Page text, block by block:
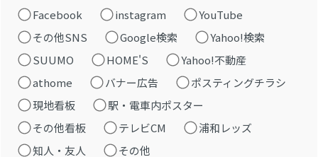
Facebook
instagram
YouTube
その他SNS
Google検索
Yahoo!検索
SUUMO
HOME'S
Yahoo!不動産
athome
バナー広告
ポスティングチラシ
現地看板
駅・電車内ポスター
その他看板
テレビCM
浦和レッズ
知人・友人
その他